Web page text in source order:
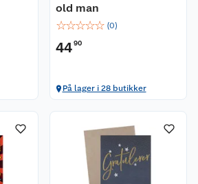
old man
☆☆☆☆☆ (0)
4490
På lager i 28 butikker